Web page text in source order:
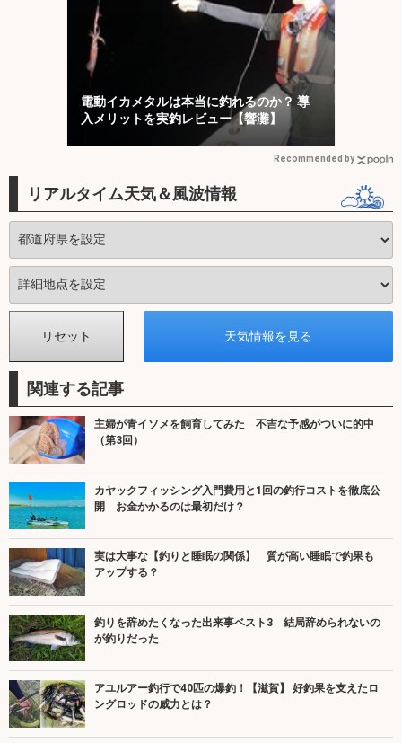
電動イカメタルは本当に釣れるのか？ 導
入メリットを実釣レビュー【響灘】
Recommended by
リアルタイム天気＆風波情報
関連する記事
主婦が青イソメを飼育してみた 不吉な予感がついに的中
（第3回）
カヤックフィッシング入門費用と1回の釣行コストを徹底公
開 お金かかるのは最初だけ？
実は大事な【釣りと睡眠の関係】 質が高い睡眠で釣果も
アップする？
釣りを辞めたくなった出来事ベスト3 結局辞められないの
が釣りだった
アユルアー釣行で40匹の爆釣！【滋賀】 好釣果を支えたロ
ングロッドの威力とは？